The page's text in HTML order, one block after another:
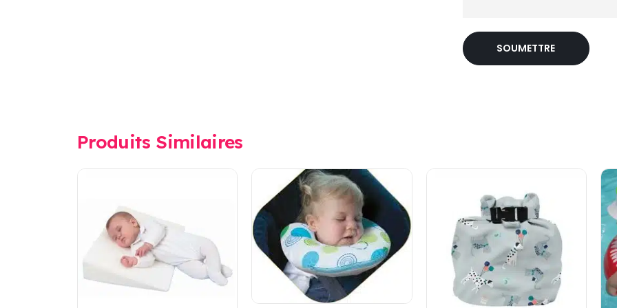
Produits Similaires